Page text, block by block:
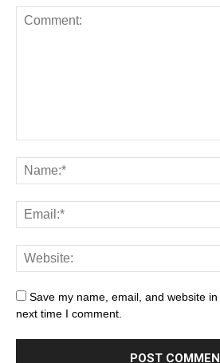
Save my name, email, and website
next time I comment.